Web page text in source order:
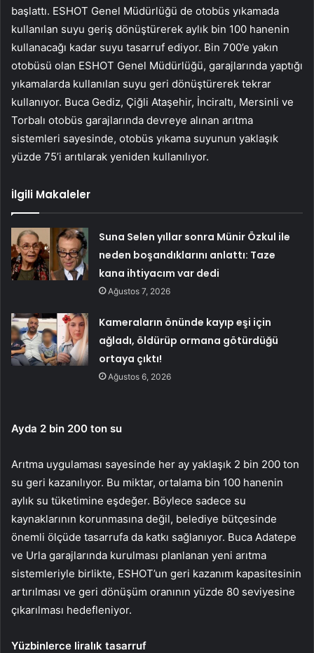
başlattı. ESHOT Genel Müdürlüğü de otobüs yıkamada
kullanılan suyu geriş dönüştürerek aylık bin 100 hanenin
kullanacağı kadar suyu tasarruf ediyor. Bin 700’e yakın
otobüsü olan ESHOT Genel Müdürlüğü, garajlarında yaptığı
yıkamalarda kullanılan suyu geri dönüştürerek tekrar
kullanıyor. Buca Gediz, Çiğli Ataşehir, İnciraltı, Mersinli ve
Torbalı otobüs garajlarında devreye alınan arıtma
sistemleri sayesinde, otobüs yıkama suyunun yaklaşık
yüzde 75’i arıtılarak yeniden kullanılıyor.
İlgili Makaleler
Suna Selen yıllar sonra Münir Özkul ile
neden boşandıklarını anlattı: Taze
kana ihtiyacım var dedi
Ağustos 7, 2026
Kameraların önünde kayıp eşi için
ağladı, öldürüp ormana götürdüğü
ortaya çıktı!
Ağustos 6, 2026
Ayda 2 bin 200 ton su
Arıtma uygulaması sayesinde her ay yaklaşık 2 bin 200 ton
su geri kazanılıyor. Bu miktar, ortalama bin 100 hanenin
aylık su tüketimine eşdeğer. Böylece sadece su
kaynaklarının korunmasına değil, belediye bütçesinde
önemli ölçüde tasarrufa da katkı sağlanıyor. Buca Adatepe
ve Urla garajlarında kurulması planlanan yeni arıtma
sistemleriyle birlikte, ESHOT’un geri kazanım kapasitesinin
artırılması ve geri dönüşüm oranının yüzde 80 seviyesine
çıkarılması hedefleniyor.
Yüzbinlerce liralık tasarruf